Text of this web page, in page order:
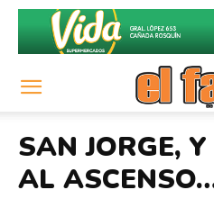
SAN JORGE,
AL